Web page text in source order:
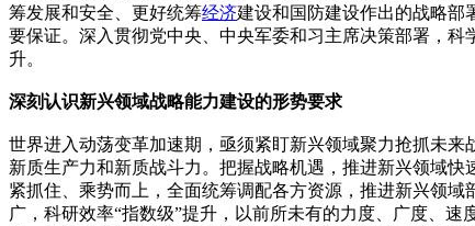
筹发展和安全、更好统筹经济建设和国防建设作出的战略部
要保证。深入贯彻党中央、中央军委和习主席决策部署，
升。
深刻认识新兴领域战略能力建设的形势要求
世界进入动荡变革加速期，亟须紧盯新兴领域聚力抢抓未
新质生产力和新质战斗力。把握战略机遇，推进新兴领域
紧抓住、乘势而上，全面统筹调配各方资源，推进新兴领
广，科研效率“指数级”提升，以前所未有的力度、广度、